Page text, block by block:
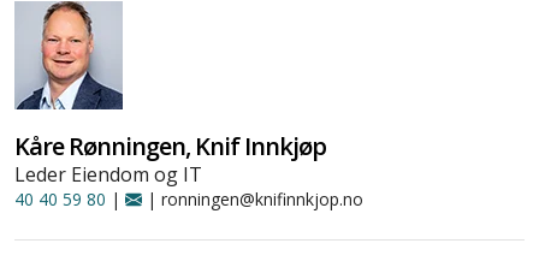
Kåre Rønningen, Knif Innkjøp
Leder Eiendom og IT
40 40 59 80 | | ronningen@knifinnkjop.no